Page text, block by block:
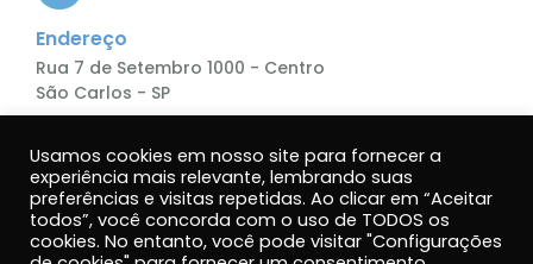
Endereço
Rua 7 de Setembro 1000 - Centro
São Carlos - SP
Usamos cookies em nosso site para fornecer a
experiência mais relevante, lembrando suas
preferências e visitas repetidas. Ao clicar em “Aceitar
todos”, você concorda com o uso de TODOS os
cookies. No entanto, você pode visitar "Configurações